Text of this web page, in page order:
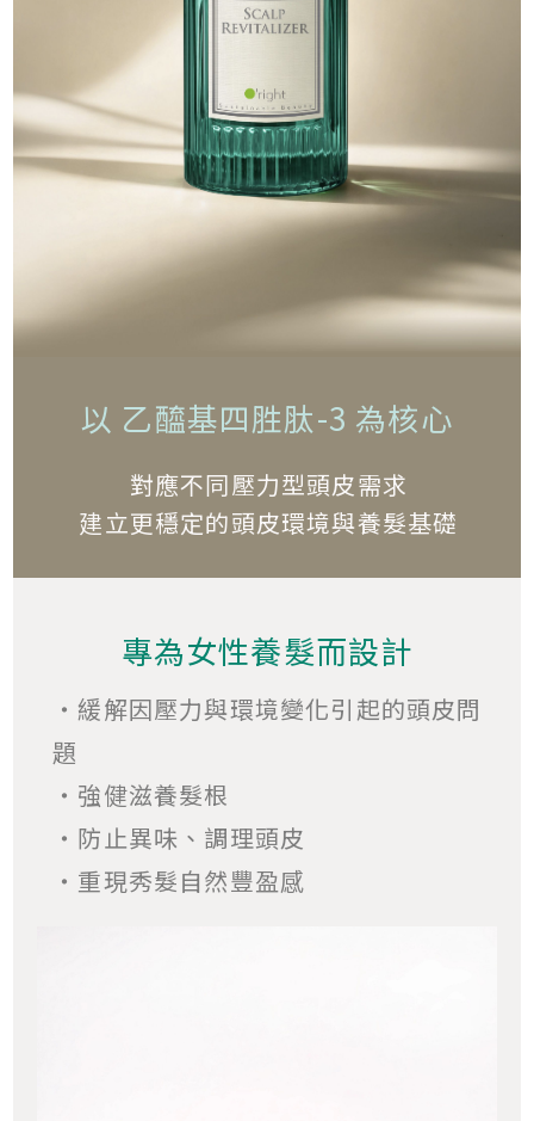
以 乙醯基四胜肽-3 為核心
對應不同壓力型頭皮需求
建立更穩定的頭皮環境與養髮基礎
專為女性養髮而設計
・緩解因壓力與環境變化引起的頭皮問
題
・強健滋養髮根
・防止異味、調理頭皮
・重現秀髮自然豐盈感